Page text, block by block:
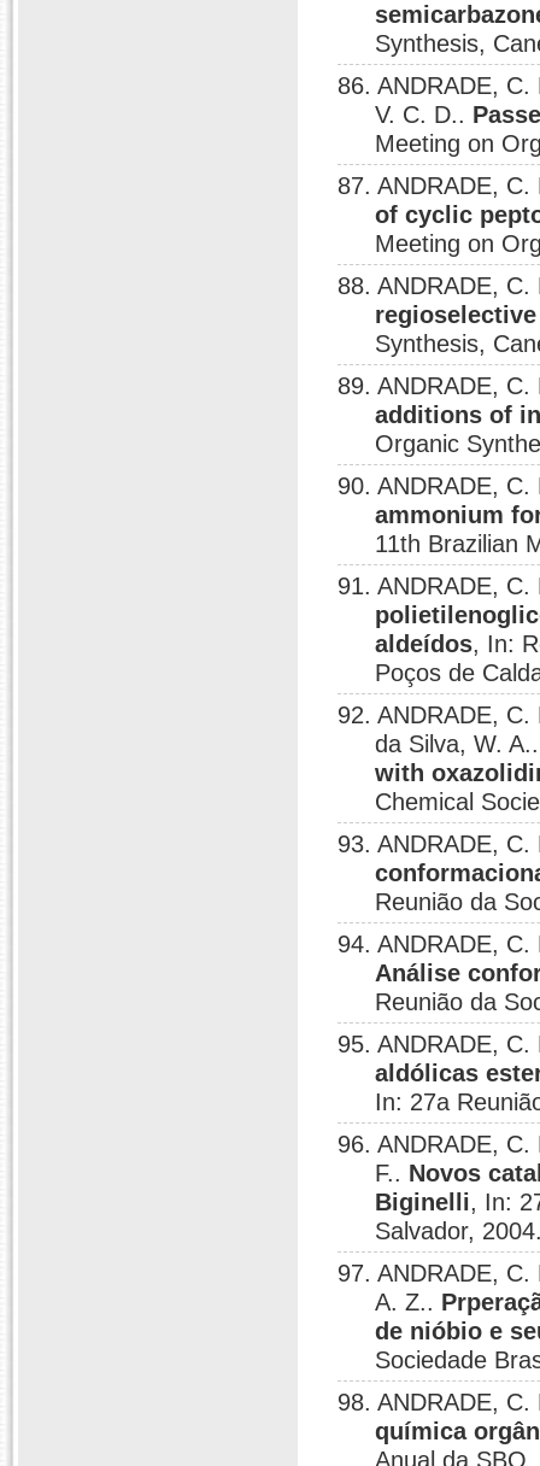
Synthesis,
86. ANDRADE,
V. C. D..
Meeting on
87. ANDRADE,
of cyclic
Meeting on
88. ANDRADE,
Synthesis,
89. ANDRADE,
additions of
Organic
90. ANDRADE,
ammonium
11th Brazilian
91. ANDRADE,
aldeídos, In:
Poços de
92. ANDRADE,
da Silva, W.
with
Chemical
93. ANDRADE,
Reunião da
94. ANDRADE,
Análise
Reunião da
95. ANDRADE,
aldólicas
In: 27a
96. ANDRADE,
F.. Novos
Biginelli, In:
Salvador,
97. ANDRADE,
A. Z..
de nióbio e
Sociedade
98. ANDRADE,
química
Anual da